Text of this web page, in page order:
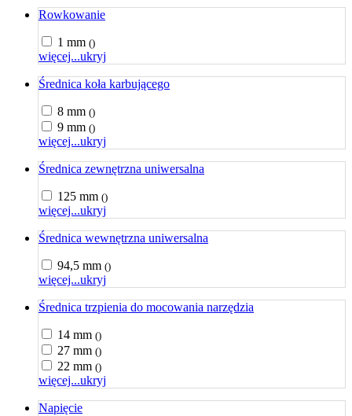
Rowkowanie
1 mm ()
więcej...ukryj
Średnica koła karbującego
8 mm ()
9 mm ()
więcej...ukryj
Średnica zewnętrzna uniwersalna
125 mm ()
więcej...ukryj
Średnica wewnętrzna uniwersalna
94,5 mm ()
więcej...ukryj
Średnica trzpienia do mocowania narzędzia
14 mm ()
27 mm ()
22 mm ()
więcej...ukryj
Napięcie